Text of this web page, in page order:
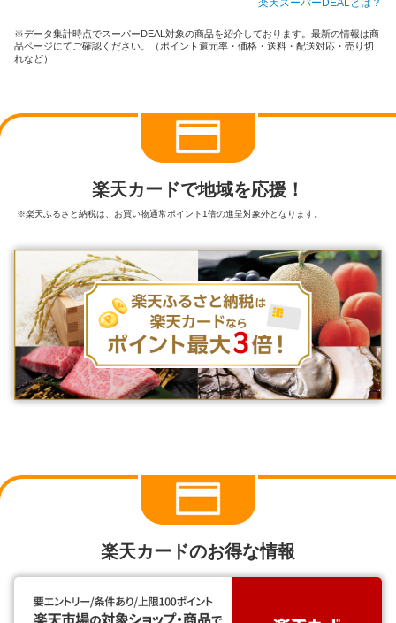
楽天スーパーDEALとは？
※データ集計時点でスーパーDEAL対象の商品を紹介しております。最新の情報は商
品ページにてご確認ください。（ポイント還元率・価格・送料・配送対応・売り切
れなど）
楽天カードで地域を応援！
※楽天ふるさと納税は、お買い物通常ポイント1倍の進呈対象外となります。
楽天カードのお得な情報